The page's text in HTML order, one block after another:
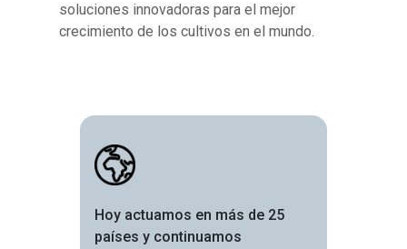
soluciones innovadoras para el mejor
crecimiento de los cultivos en el mundo.
Image
Hoy actuamos en más de 25
países y continuamos